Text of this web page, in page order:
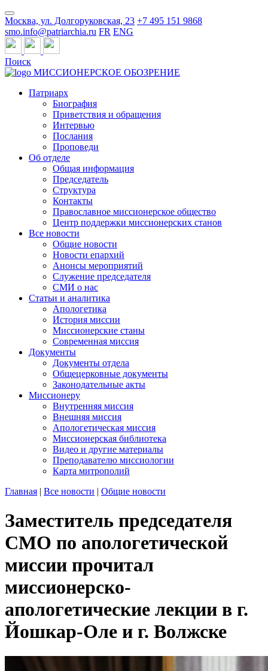
Москва, ул. Долгоруковская, 23 +7 495 151 9868
smo.info@patriarchia.ru FR ENG
Поиск
МИССИОНЕРСКОЕ ОБОЗРЕНИЕ
Патриарх
Биография
Приветствия и обращения
Интервью
Послания
Проповеди
Об отделе
Общая информация
Председатель
Структура
Контакты
Православное миссионерское общество
Центр поддержки миссионерских станов
Все новости
Общие новости
Новости епархий
Анонсы мероприятий
Служение председателя
СМИ о нас
Статьи и аналитика
Апологетика
История миссии
Миссионерские станы
Современная миссия
Документы
Документы отдела
Общецерковные документы
Законодательные акты
Миссионеру
Внутренняя миссия
Внешняя миссия
Апологетическая миссия
Миссионерская библиотека
Видео и другие материалы
Преподавателю миссиологии
Карта митрополий
Главная | Все новости | Общие новости
Заместитель председателя
СМО по апологетической
миссии прочитал
миссионерско-
апологетические лекции в г.
Йошкар-Оле и г. Волжске